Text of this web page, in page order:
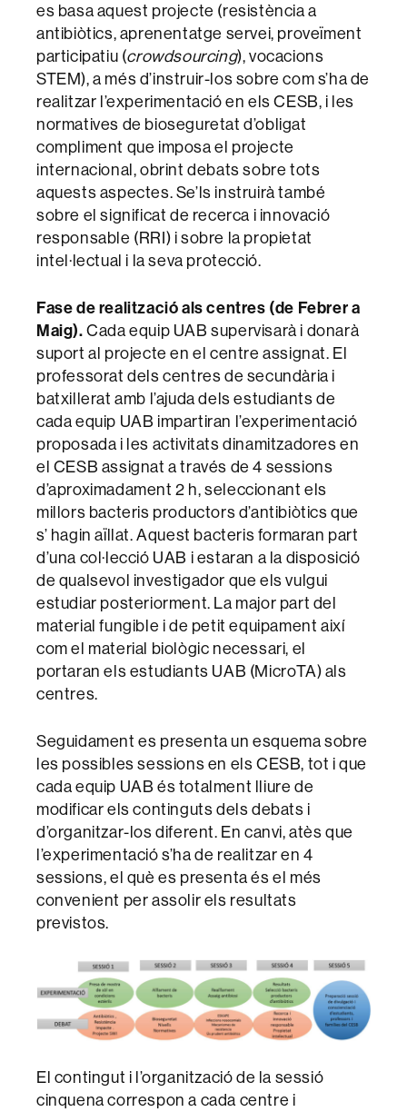
es basa aquest projecte (resistència a
antibiòtics, aprenentatge servei, proveïment
participatiu (crowdsourcing), vocacions
STEM), a més d’instruir-los sobre com s’ha de
realitzar l’experimentació en els CESB, i les
normatives de bioseguretat d’obligat
compliment que imposa el projecte
internacional, obrint debats sobre tots
aquests aspectes. Se’ls instruirà també
sobre el significat de recerca i innovació
responsable (RRI) i sobre la propietat
intel·lectual i la seva protecció.
Fase de realització als centres (de Febrer a
Maig). Cada equip UAB supervisarà i donarà
suport al projecte en el centre assignat. El
professorat dels centres de secundària i
batxillerat amb l’ajuda dels estudiants de
cada equip UAB impartiran l’experimentació
proposada i les activitats dinamitzadores en
el CESB assignat a través de 4 sessions
d’aproximadament 2 h, seleccionant els
millors bacteris productors d’antibiòtics que
s’ hagin aïllat. Aquest bacteris formaran part
d’una col·lecció UAB i estaran a la disposició
de qualsevol investigador que els vulgui
estudiar posteriorment. La major part del
material fungible i de petit equipament així
com el material biològic necessari, el
portaran els estudiants UAB (MicroTA) als
centres.
Seguidament es presenta un esquema sobre
les possibles sessions en els CESB, tot i que
cada equip UAB és totalment lliure de
modificar els continguts dels debats i
d’organitzar-los diferent. En canvi, atès que
l’experimentació s’ha de realitzar en 4
sessions, el què es presenta és el més
convenient per assolir els resultats
previstos.
El contingut i l’organització de la sessió
cinquena correspon a cada centre i